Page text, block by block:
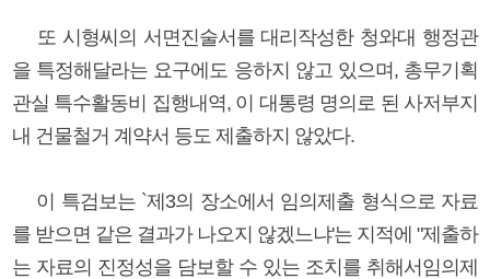
또 시형씨의 서면진술서를 대리작성한 청와대 행정관
을 특정해달라는 요구에도 응하지 않고 있으며, 총무기획
관실 특수활동비 집행내역, 이 대통령 명의로 된 사저부지
내 건물철거 계약서 등도 제출하지 않았다.
이 특검보는 `제3의 장소에서 임의제출 형식으로 자료
를 받으면 같은 결과가 나오지 않겠느냐'는 지적에 "제출하
는 자료의 진정성을 담보할 수 있는 조치를 취해서임의제